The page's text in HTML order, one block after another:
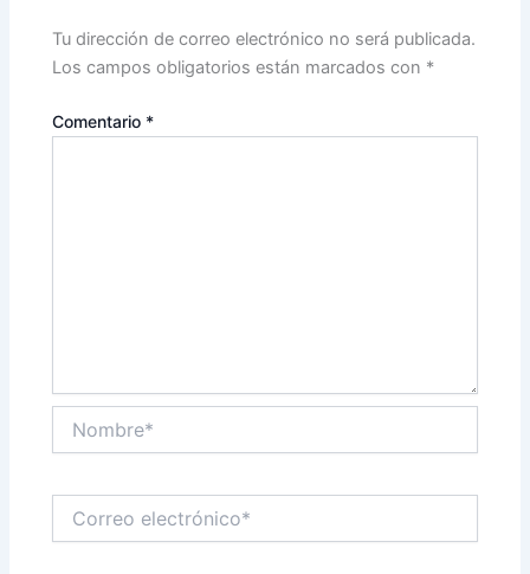
Tu dirección de correo electrónico no será publicada.
Los campos obligatorios están marcados con *
Comentario *
electrónico*